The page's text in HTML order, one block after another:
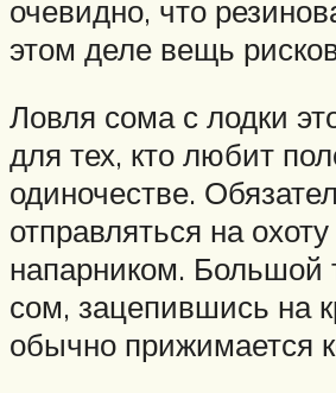
очевидно, что
этом деле вещь
Ловля сома с лодки
для тех, кто любит
одиночестве.
отправляться на охоту
напарником. Большой
сом, зацепившись на
обычно прижимается